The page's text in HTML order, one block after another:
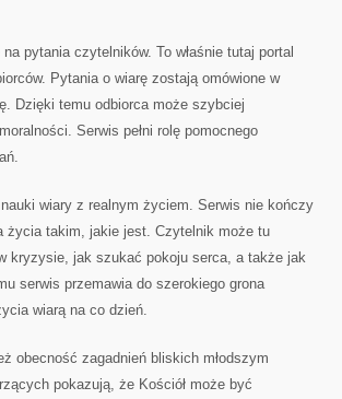
pytania czytelników. To właśnie tutaj portal
Pytania o wiarę zostają omówione w
Dzięki temu odbiorca może szybciej
Serwis pełni rolę pomocnego
wiary z realnym życiem. Serwis nie kończy
życia takim, jakie jest. Czytelnik może tu
kryzysie, jak szukać pokoju serca, a także jak
serwis przemawia do szerokiego grona
wiarą na co dzień.
obecność zagadnień bliskich młodszym
pokazują, że Kościół może być